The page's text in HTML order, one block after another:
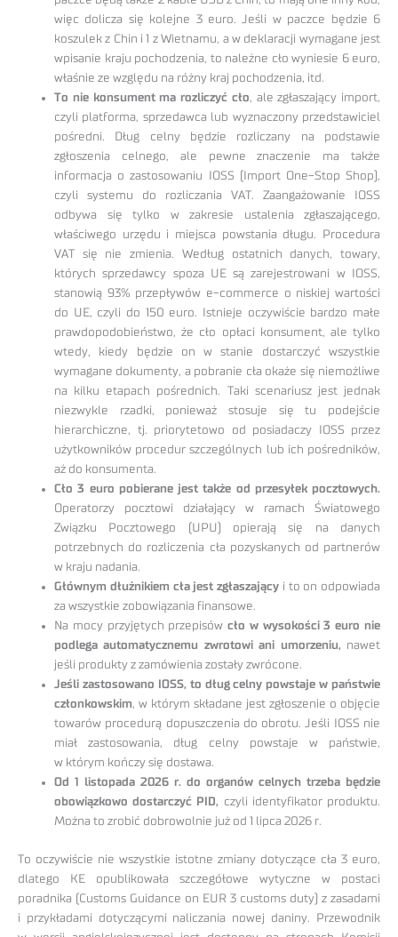
więc dolicza się kolejne 3 euro. Jeśli w paczce będzie 6
koszulek z Chin i 1 z Wietnamu, a w deklaracji wymagane jest
wpisanie kraju pochodzenia, to należne cło wyniesie 6 euro,
właśnie ze względu na różny kraj pochodzenia, itd.
To nie konsument ma rozliczyć cło, ale zgłaszający import,
czyli platforma, sprzedawca lub wyznaczony przedstawiciel
pośredni. Dług celny będzie rozliczany na podstawie
zgłoszenia celnego, ale pewne znaczenie ma także
informacja o zastosowaniu IOSS (Import One-Stop Shop),
czyli systemu do rozliczania VAT. Zaangażowanie IOSS
odbywa się tylko w zakresie ustalenia zgłaszającego,
właściwego urzędu i miejsca powstania długu. Procedura
VAT się nie zmienia. Według ostatnich danych, towary,
których sprzedawcy spoza UE są zarejestrowani w IOSS,
stanowią 93% przepływów e-commerce o niskiej wartości
do UE, czyli do 150 euro. Istnieje oczywiście bardzo małe
prawdopodobieństwo, że cło opłaci konsument, ale tylko
wtedy, kiedy będzie on w stanie dostarczyć wszystkie
wymagane dokumenty, a pobranie cła okaże się niemożliwe
na kilku etapach pośrednich. Taki scenariusz jest jednak
niezwykle rzadki, ponieważ stosuje się tu podejście
hierarchiczne, tj. priorytetowo od posiadaczy IOSS przez
użytkowników procedur szczególnych lub ich pośredników,
aż do konsumenta.
Cło 3 euro pobierane jest także od przesyłek pocztowych.
Operatorzy pocztowi działający w ramach Światowego
Związku Pocztowego (UPU) opierają się na danych
potrzebnych do rozliczenia cła pozyskanych od partnerów
w kraju nadania.
Głównym dłużnikiem cła jest zgłaszający i to on odpowiada
za wszystkie zobowiązania finansowe.
Na mocy przyjętych przepisów cło w wysokości 3 euro nie
podlega automatycznemu zwrotowi ani umorzeniu, nawet
jeśli produkty z zamówienia zostały zwrócone.
Jeśli zastosowano IOSS, to dług celny powstaje w państwie
członkowskim, w którym składane jest zgłoszenie o objęcie
towarów procedurą dopuszczenia do obrotu. Jeśli IOSS nie
miał zastosowania, dług celny powstaje w państwie,
w którym kończy się dostawa.
Od 1 listopada 2026 r. do organów celnych trzeba będzie
obowiązkowo dostarczyć PID, czyli identyfikator produktu.
Można to zrobić dobrowolnie już od 1 lipca 2026 r.
To oczywiście nie wszystkie istotne zmiany dotyczące cła 3 euro,
dlatego KE opublikowała szczegółowe wytyczne w postaci
poradnika (Customs Guidance on EUR 3 customs duty) z zasadami
i przykładami dotyczącymi naliczania nowej daniny. Przewodnik